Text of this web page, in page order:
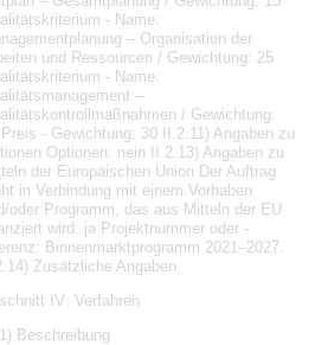
- Name:
– Organisation der
und Ressourcen / Gewichtung: 25
- Name:
–
/ Gewichtung:
- Gewichtung: 30 II.2.11) Angaben zu
Optionen: nein II.2.13) Angaben zu
der Europäischen Union Der Auftrag
in Verbindung mit einem Vorhaben
oder Programm, das aus Mitteln der EU
wird: ja Projektnummer oder -
Binnenmarktprogramm 2021–2027.
Zusätzliche Angaben
IV: Verfahren
Beschreibung